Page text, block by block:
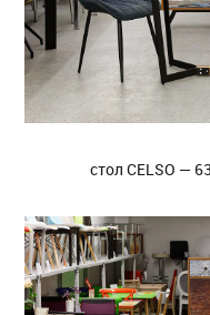
стол CELSO —